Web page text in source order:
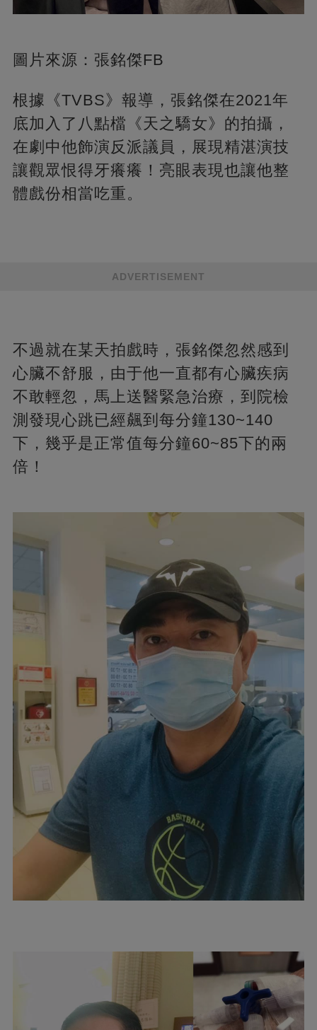
圖片來源：張銘傑FB
根據《TVBS》報導，張銘傑在2021年
底加入了八點檔《天之驕女》的拍攝，
在劇中他飾演反派議員，展現精湛演技
讓觀眾恨得牙癢癢！亮眼表現也讓他整
體戲份相當吃重。
ADVERTISEMENT
不過就在某天拍戲時，張銘傑忽然感到
心臟不舒服，由于他一直都有心臟疾病
不敢輕忽，馬上送醫緊急治療，到院檢
測發現心跳已經飆到每分鐘130~140
下，幾乎是正常值每分鐘60~85下的兩
倍！